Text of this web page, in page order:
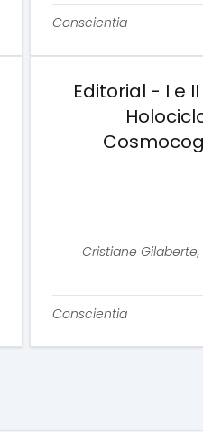
Conscientia
Editorial - I e
Cristiane
Conscientia